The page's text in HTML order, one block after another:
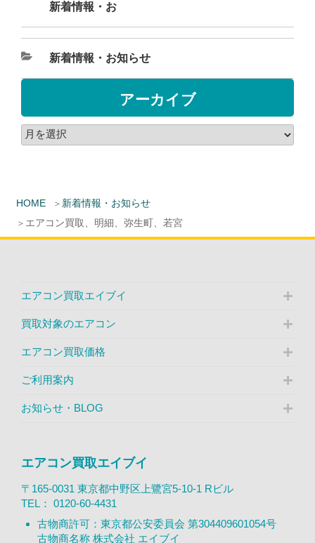
HOME
新着情報・お知らせ
エアコン買取、明細、弥生町、若宮
新着情報・お
新着情報・お知らせ
アーカイブ
エアコン買取エイブイ
買取対象のエアコン
エアコン買取価格
ご利用案内
お知らせ・BLOG
エアコン買取エイブイ
〒165-0031 東京都中野区上鷺宮5-10-1 Rビル
TEL： 0120-60-4431
古物商許可：東京都公安委員会 第304409601054号
古物商名称 株式会社 エイブイ